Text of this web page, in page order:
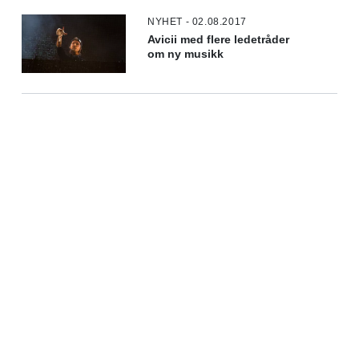
NYHET - 02.08.2017
Avicii med flere ledetråder
om ny musikk